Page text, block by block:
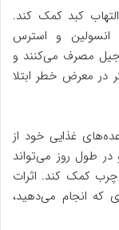
کبد کمک کند.
انسولین و استرس
آجیل مصرف می‌کنند و
در معرض خطر ابتلا
غذایی خود از
طول روز می‌تواند
چرب کمک کند. اثرات
که انجام می‌دهید،